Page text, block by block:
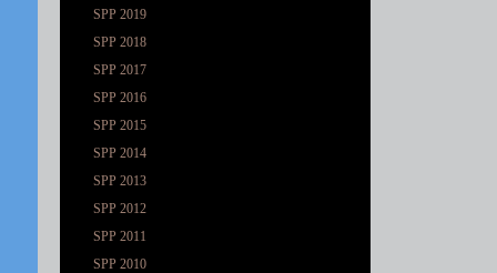
SPP 2019
SPP 2018
SPP 2017
SPP 2016
SPP 2015
SPP 2014
SPP 2013
SPP 2012
SPP 2011
SPP 2010